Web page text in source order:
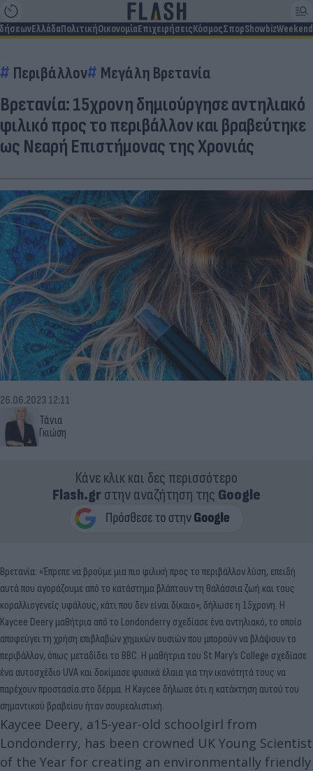
ΕλλάδαΠολιτικήΟικονομίαΕπιχειρήσειςΚόσμοςΣπορShowbizWeekend
Περιβάλλον Μεγάλη Βρετανία
Βρετανία: 15χρονη δημιούργησε αντηλιακό
φιλικό προς το περιβάλλον και βραβεύτηκε
ως Νεαρή Επιστήμονας της Χρονιάς
Τάνια
Γκιώση
26.06.2023 12:11
Κάνε κλικ και δες περισσότερο
Flash.grστην αναζήτηση της Google
Βρετανία: «Έπρεπε να βρούμε μια πιο φιλική προς το περιβάλλον λύση, επειδή
αυτά που αγοράζουμε από το κατάστημα βλάπτουν τη θαλάσσια ζωή και τους
κοραλλιογενείς υφάλους, κάτι που δεν είναι δίκαιο», δήλωσε η 15χρονη. Η
Kaycee Deery μαθήτρια από το Londonderry σχεδίασε ένα αντηλιακό, το οποίο
αποφεύγει τη χρήση επιβλαβών χημικών ουσιών που μπορούν να βλάψουν το
περιβάλλον, όπως μεταδίδει το BBC. Η μαθήτρια του St Mary’s College σχεδίασε
ένα αυτοσχέδιο UVA και δοκίμασε φυσικά έλαια για την ικανότητά τους να
παρέχουν προστασία στο δέρμα. Η Kaycee δήλωσε ότι η κατάκτηση αυτού του
σημαντικού βραβείου ήταν σουρεαλιστική.
Kaycee Deery, a15-year-old schoolgirl from
Londonderry, has been crowned UK Young Scientist
of the Year for creating an environmentally friendly